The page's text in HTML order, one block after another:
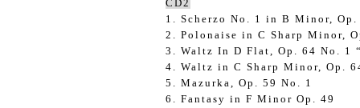
CD2
1. Scherzo No. 1 in B Minor, Op.
2. Polonaise in C Sharp Minor,
3. Waltz In D Flat, Op. 64 No. 1
4. Waltz in C Sharp Minor, Op.
5. Mazurka, Op. 59 No. 1
6. Fantasy in F Minor Op. 49